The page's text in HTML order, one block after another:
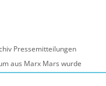
Pressemitteilungen
aus Marx Mars wurde